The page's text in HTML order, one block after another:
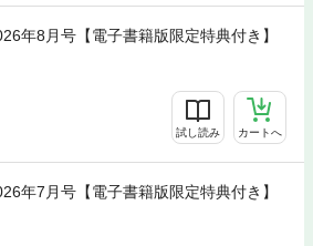
年8月号【電子書籍版限定特典付き】
試し読み カートへ
年7月号【電子書籍版限定特典付き】